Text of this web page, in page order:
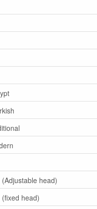
head)
head)